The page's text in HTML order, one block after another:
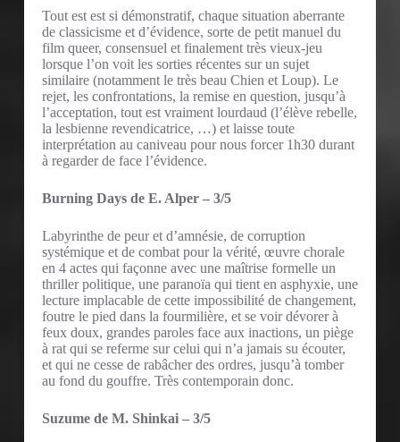
Tout est est si démonstratif, chaque situation aberrante
de classicisme et d’évidence, sorte de petit manuel du
film queer, consensuel et finalement très vieux-jeu
lorsque l’on voit les sorties récentes sur un sujet
similaire (notamment le très beau Chien et Loup). Le
rejet, les confrontations, la remise en question, jusqu’à
l’acceptation, tout est vraiment lourdaud (l’élève rebelle,
la lesbienne revendicatrice, …) et laisse toute
interprétation au caniveau pour nous forcer 1h30 durant
à regarder de face l’évidence.
Burning Days de E. Alper – 3/5
Labyrinthe de peur et d’amnésie, de corruption
systémique et de combat pour la vérité, œuvre chorale
en 4 actes qui façonne avec une maîtrise formelle un
thriller politique, une paranoïa qui tient en asphyxie, une
lecture implacable de cette impossibilité de changement,
foutre le pied dans la fourmilière, et se voir dévorer à
feux doux, grandes paroles face aux inactions, un piège
à rat qui se referme sur celui qui n’a jamais su écouter,
et qui ne cesse de rabâcher des ordres, jusqu’à tomber
au fond du gouffre. Très contemporain donc.
Suzume de M. Shinkai – 3/5